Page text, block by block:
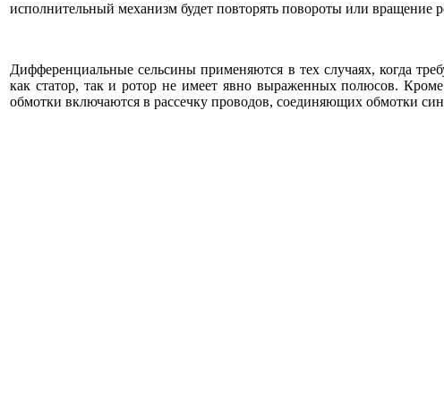
исполнительный механизм будет повторять повороты или вращение
Дифференциальные сельсины применяются в тех случаях, когда
как статор, так и ротор не имеет явно выраженных полюсов.
обмотки включаются в рассечку проводов, соединяющих обмотки